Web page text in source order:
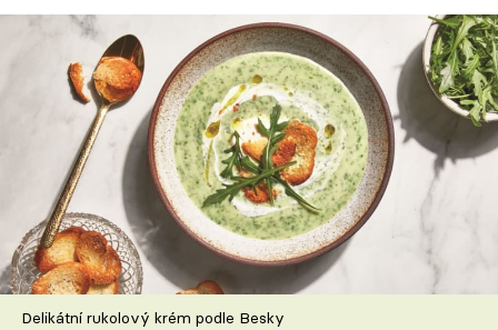
Témata
Recepty
Články
TV Program
Škola vaření
Recepty z TV
Delikátní rukolový krém podle Besky